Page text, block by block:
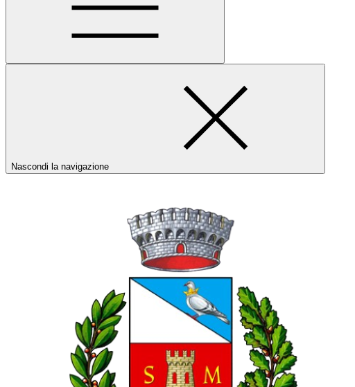
Nascondi la navigazione